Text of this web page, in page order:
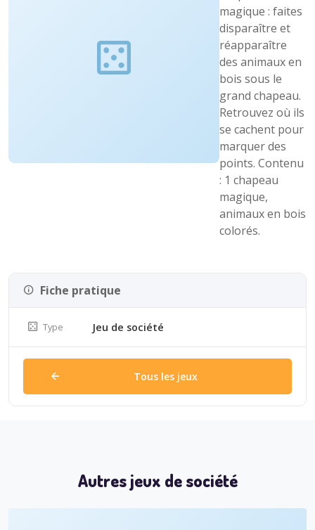
magique : faites
disparaître et
réapparaître
des animaux en
bois sous le
grand chapeau.
Retrouvez où ils
se cachent pour
marquer des
points. Contenu
: 1 chapeau
magique,
animaux en bois
colorés.
Fiche pratique
Type Jeu de société
Tous les jeux
Autres jeux de société